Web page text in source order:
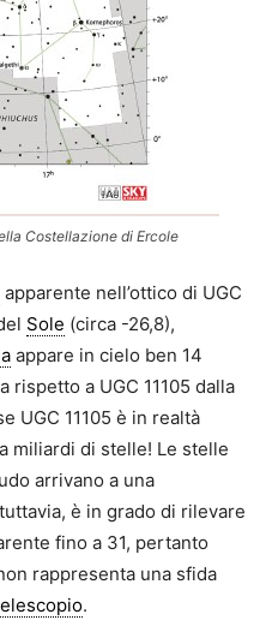
Costellazione di Ercole
apparente nell’ottico di UGC
Sole (circa -26,8),
appare in cielo ben 14
a UGC 11105 dalla
UGC 11105 è in realtà
miliardi di stelle! Le stelle
arrivano a una
è in grado di rilevare
fino a 31, pertanto
rappresenta una sfida
.